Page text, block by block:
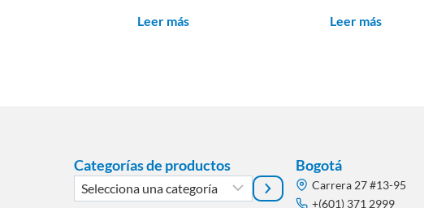
Leer más Leer más
Categorías de productos
Selecciona
una
Bogotá
Carrera 27 #13-95
+(601) 371 2999